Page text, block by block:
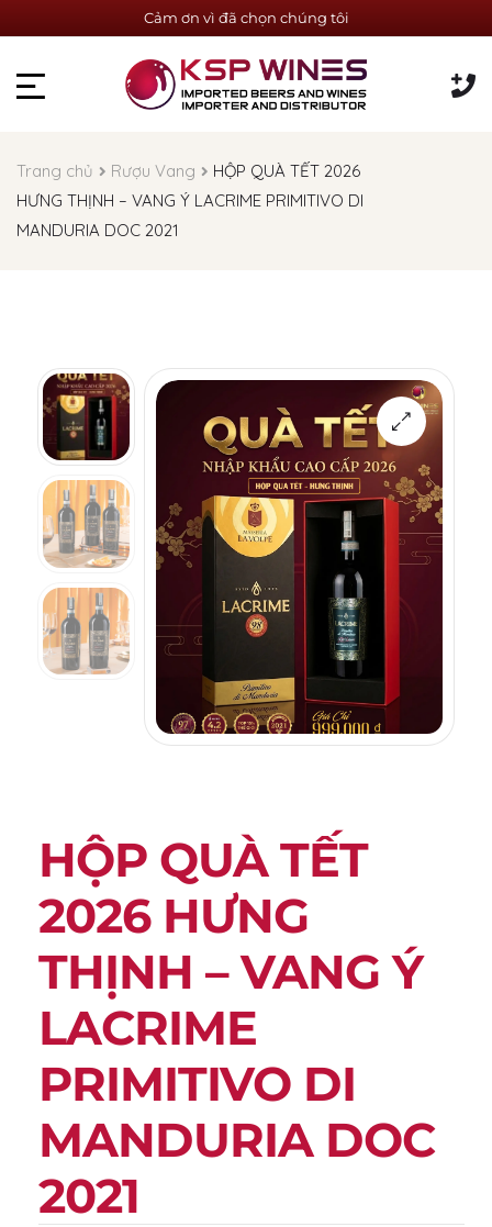
Cảm ơn vì đã chọn chúng tôi
Trang chủ Rượu Vang
HỘP QUÀ TẾT 2026
HƯNG THỊNH – VANG Ý LACRIME PRIMITIVO DI
MANDURIA DOC 2021
HỘP QUÀ TẾT
2026 HƯNG
THỊNH – VANG Ý
LACRIME
PRIMITIVO DI
MANDURIA DOC
2021